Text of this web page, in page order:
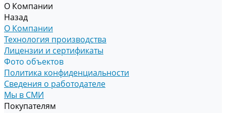
О Компании
Назад
О Компании
Технология производства
Лицензии и сертификаты
Фото объектов
Политика конфиденциальности
Сведения о работодателе
Мы в СМИ
Покупателям